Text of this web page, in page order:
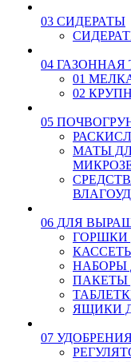
03 СИДЕРАТЫ
04 ГАЗОННАЯ
01
02
05
МАТЫ
06 ДЛЯ
ГОРШКИ
НАБОРЫ
ПАКЕТЫ
ЯЩИКИ
07